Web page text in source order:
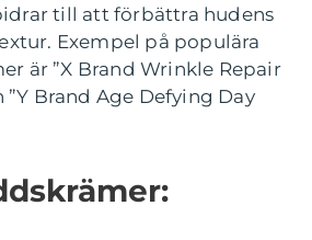
till att förbättra hudens
Exempel på populära
är ”X Brand Wrinkle Repair
”Y Brand Age Defying Day